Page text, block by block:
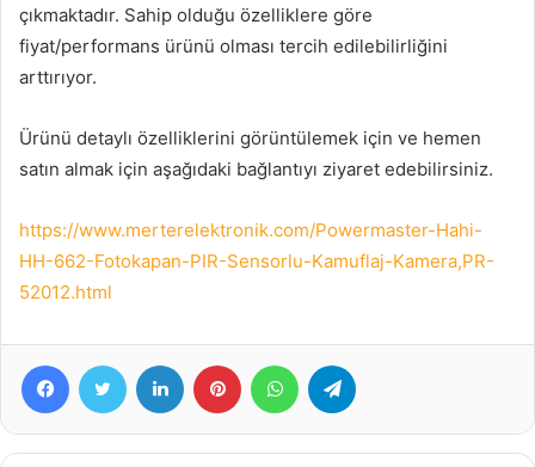
çıkmaktadır. Sahip olduğu özelliklere göre
fiyat/performans ürünü olması tercih edilebilirliğini
arttırıyor.
Ürünü detaylı özelliklerini görüntülemek için ve hemen
satın almak için aşağıdaki bağlantıyı ziyaret edebilirsiniz.
https://www.merterelektronik.com/Powermaster-Hahi-
HH-662-Fotokapan-PIR-Sensorlu-Kamuflaj-Kamera,PR-
52012.html
FacebookTwitter LinkedIn Pinterest WhatsApp